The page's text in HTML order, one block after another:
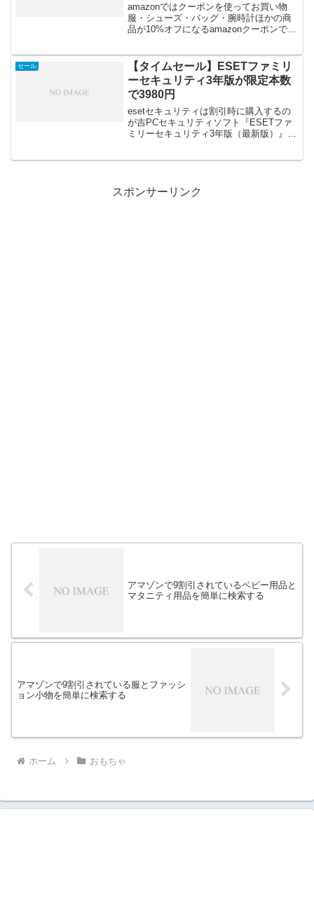
amazonではクーポンを使ってお買い物
服・シューズ・バッグ・腕時計ほかの商
品が10%オフになるamazonクーポンで
2015年10月28日(水)...
セール
【タイムセール】ESETファミリ
ーセキュリティ3年版が限定本数
で3980円
esetセキュリティは割引時に購入するの
が吉PCセキュリティソフト『ESETファ
ミリーセキュリティ3年版（最新版）』が
スポンサーリンク
アマゾンで9割引されているベビー用品と
マタニティ用品を簡単に検索する
アマゾンで9割引されている服とファッシ
ョン小物を簡単に検索する
ホーム おもちゃ